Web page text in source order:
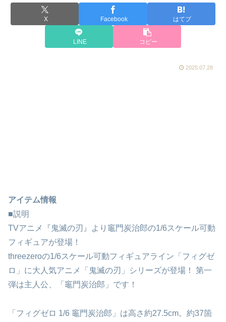
X Facebook はてブ
LINE コピー
2025.07.28
アイテム情報
■説明
TVアニメ『鬼滅の刃』より竈門炭治郎の1/6スケール可動
フィギュアが登場！
threezeroの1/6スケール可動フィギュアライン「フィグゼ
ロ」に大人気アニメ「鬼滅の刃」シリーズが登場！ 第一
弾は主人公、「竈門炭治郎」です！
「フィグゼロ 1/6 竈門炭治郎」は高さ約27.5cm。約37箇